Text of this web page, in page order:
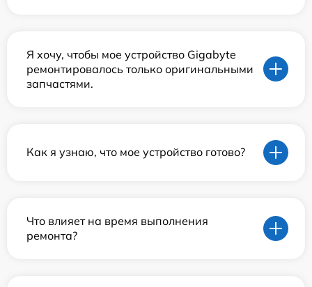
Я хочу, чтобы мое устройство Gigabyte
ремонтировалось только оригинальными
запчастями.
Как я узнаю, что мое устройство готово?
Что влияет на время выполнения
ремонта?